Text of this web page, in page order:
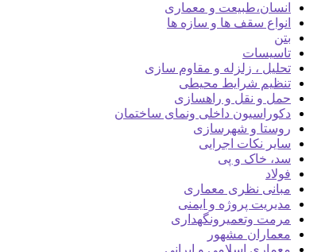
انسان،طبیعت و معماری
انواع سقف ها و سازه ها
بتن
تاسیسات
تحلیل ، زلزله و مقاوم سازی
تنظیم شرایط محیطی
حمل و نقل و راهسازی
دکوراسیون داخلی ونمای ساختمان
روستا و شهرسازی
سایر نکات اجرایی
سد، خاک و پی
فولاد
مبانی نظری معماری
مدیریت پروژه و ایمنی
مرمت وتعمیرونگهداری
معماران مشهور
معماری اسلامی و ایرانی